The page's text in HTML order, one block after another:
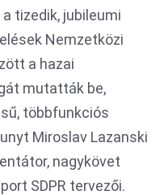
tizedik, jubileumi
Nemzetközi
a hazai
mutatták be,
többfunkciós
Miroslav Lazanski
nagykövet
SDPR tervezői.